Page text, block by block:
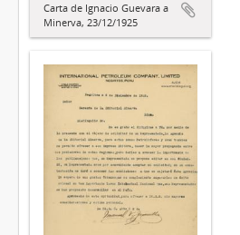
Carta de Ignacio Guevara a
Minerva, 23/12/1925